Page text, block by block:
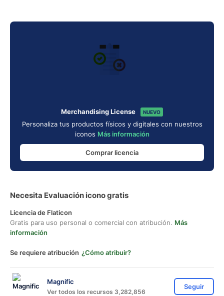
Merchandising License NUEVO
Personaliza tus productos físicos y digitales con nuestros
iconos Más información
Comprar licencia
Necesita Evaluación icono gratis
Licencia de Flaticon
Gratis para uso personal o comercial con atribución. Más
información
Se requiere atribución ¿Cómo atribuir?
Magnific
Ver todos los recursos 3,282,856
Seguir